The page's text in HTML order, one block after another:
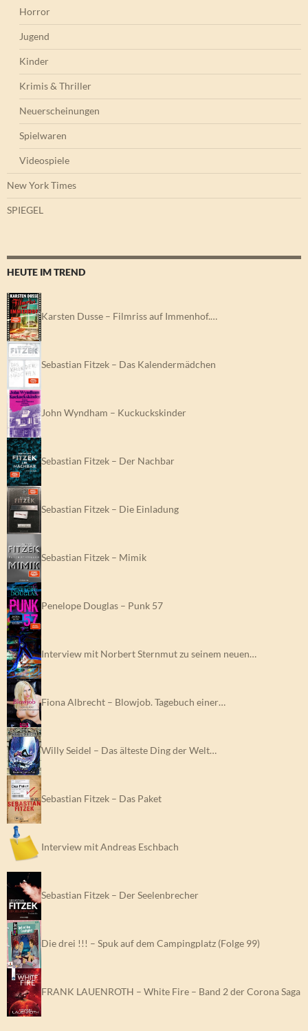
Horror
Jugend
Kinder
Krimis & Thriller
Neuerscheinungen
Spielwaren
Videospiele
New York Times
SPIEGEL
HEUTE IM TREND
Karsten Dusse – Filmriss auf Immenhof.…
Sebastian Fitzek – Das Kalendermädchen
John Wyndham – Kuckuckskinder
Sebastian Fitzek – Der Nachbar
Sebastian Fitzek – Die Einladung
Sebastian Fitzek – Mimik
Penelope Douglas – Punk 57
Interview mit Norbert Sternmut zu seinem neuen…
Fiona Albrecht – Blowjob. Tagebuch einer…
Willy Seidel – Das älteste Ding der Welt…
Sebastian Fitzek – Das Paket
Interview mit Andreas Eschbach
Sebastian Fitzek – Der Seelenbrecher
Die drei !!! – Spuk auf dem Campingplatz (Folge 99)
FRANK LAUENROTH – White Fire – Band 2 der Corona Saga